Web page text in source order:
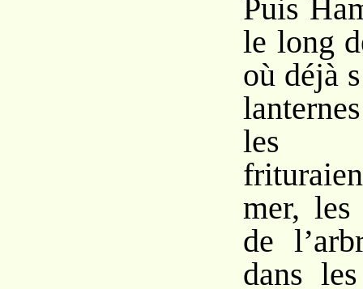
Puis
le long
où déjà
les
mer,
de
dans